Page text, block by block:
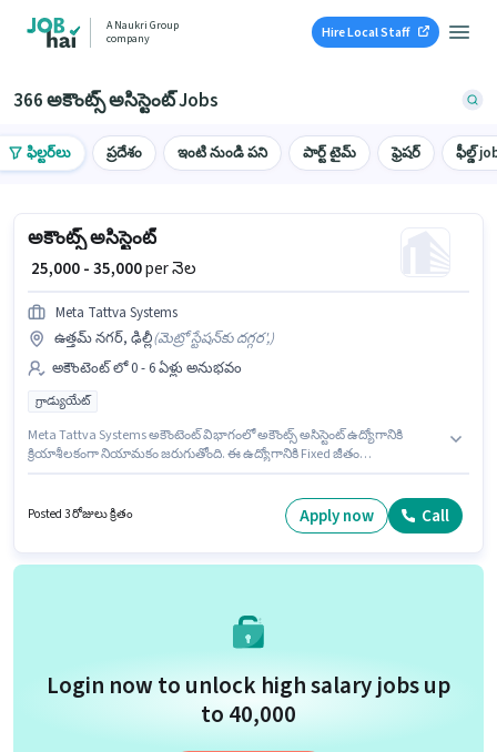
A Naukri Group
company
Hire Local Staff
366 అకౌంట్స్ అసిస్టెంట్ Jobs
ఫిల్టర్‌లు ప్రదేశం ఇంటి నుండి పని పార్ట్ టైమ్ ఫ్రెషర్ ఫీల్డ్
అకౌంట్స్ అసిస్టెంట్
₹ 25,000 - 35,000per నెల
Meta Tattva Systems
ఉత్తమ్ నగర్, ఢిల్లీ(మెట్రో స్టేషన్‌కు దగ్గర',)
అకౌంటెంట్ లో 0 - 6 ఏళ్లు అనుభవం
గ్రాడ్యుయేట్
Meta Tattva Systems అకౌంటెంట్ విభాగంలో అకౌంట్స్ అసిస్టెంట్ ఉద్యోగానికి
క్రియాశీలకంగా నియామకం జరుగుతోంది. ఈ ఉద్యోగానికి Fixed జీతం
సంవత్సరాల అనుభవం ఉన్న వారికి కోసం అనుకూలంగా ఉంటుంది. మీరు నెలకు
Posted 3 రోజులు క్రితం Apply now Call
Login now to unlock high salary jobs up
to ₹40,000